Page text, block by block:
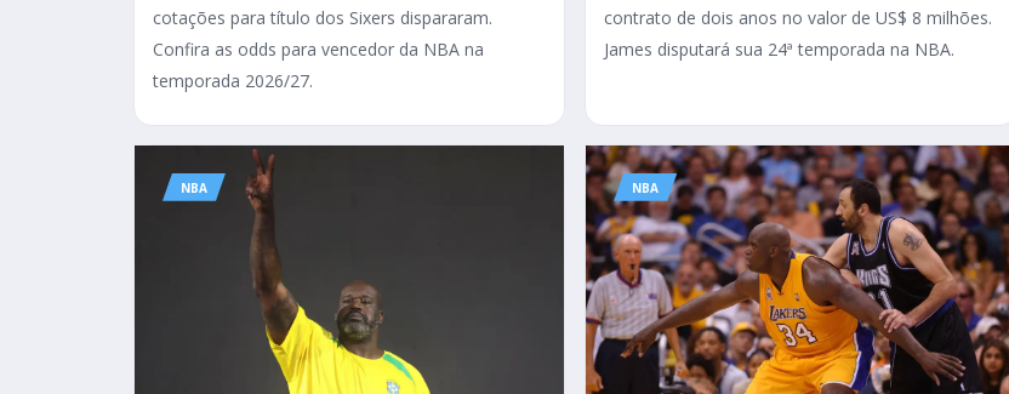
cotações para título dos Sixers dispararam.
Confira as odds para vencedor da NBA na
temporada 2026/27.
contrato de dois anos no valor de US$ 8 milhões.
James disputará sua 24ª temporada na NBA.
NBA NBA